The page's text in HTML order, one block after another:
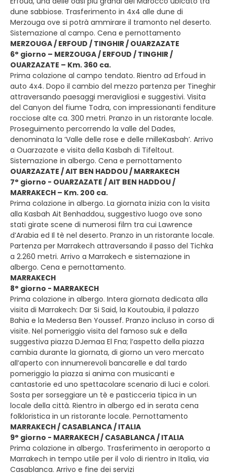
dune sabbiose. Trasferimento in 4x4 alle dune di
Merzouga ove si potrà ammirare il tramonto nel deserto.
Sistemazione al campo. Cena e pernottamento
MERZOUGA / ERFOUD / TINGHIR / OUARZAZATE
6° giorno – MERZOUGA / ERFOUD / TINGHIR /
OUARZAZATE – Km. 360 ca.
Prima colazione al campo tendato. Rientro ad Erfoud in
auto 4x4. Dopo il cambio del mezzo partenza per Tineghir
attraversando paesaggi meravigliosi e suggestivi. Visita
del Canyon del fiume Todra, con impressionanti fenditure
rocciose alte ca. 300 metri. Pranzo in un ristorante locale.
Proseguimento percorrendo la valle del Dades,
denominata la ‘Valle delle rose e delle milleKasbah’. Arrivo
a Ouarzazate e visita della Kasbah di Tifeltout.
Sistemazione in albergo. Cena e pernottamento
OUARZAZATE / AIT BEN HADDOU / MARRAKECH
7° giorno - OUARZAZATE / AIT BEN HADDOU /
MARRAKECH – Km. 200 ca.
Prima colazione in albergo. La giornata inizia con la visita
alla Kasbah Ait Benhaddou, suggestivo luogo ove sono
stati girate scene di numerosi film tra cui Lawrence
d’Arabia ed Il tè nel deserto. Pranzo in un ristorante locale.
Partenza per Marrakech attraversando il passo del Tichka
a 2.260 metri. Arrivo a Marrakech e sistemazione in
albergo. Cena e pernottamento.
MARRAKECH
8° giorno - MARRAKECH
Prima colazione in albergo. Intera giornata dedicata alla
visita di Marrakech: Dar Si Said, la Koutoubia, il palazzo
Bahia e la Medersa Ben Youssef. Pranzo incluso in corso di
visite. Nel pomeriggio visita del famoso suk e della
suggestiva piazza DJemaa El Fna; l’aspetto della piazza
cambia durante la giornata, di giorno un vero mercato
all’aperto con innumerevoli bancarelle e dal tardo
pomeriggio la piazza si anima con musicanti e
cantastorie ed uno spettacolare scenario di luci e colori.
Sosta per sorseggiare un tè e pasticceria tipica in un
locale della città. Rientro in albergo ed in serata cena
folkloristica in un ristorante locale. Pernottamento
MARRAKECH / CASABLANCA / ITALIA
9° giorno - MARRAKECH / CASABLANCA / ITALIA
Prima colazione in albergo. Trasferimento in aeroporto a
Marrakech in tempo utile per il volo di rientro in Italia, via
Casablanca. Arrivo e fine dei servizi